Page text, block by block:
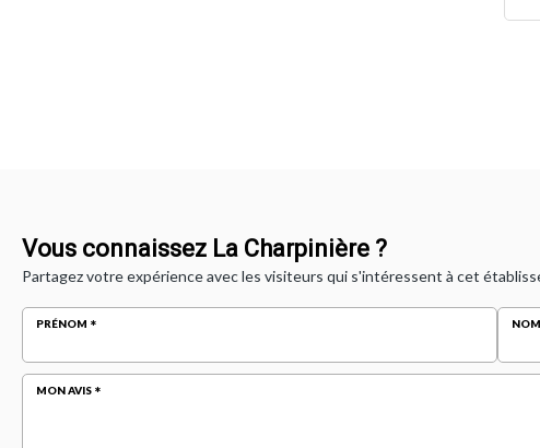
Vous connaissez La Charpinière ?
Partagez votre expérience avec les visiteurs qui s'intéressent à cet
PRÉNOM NOM
MON AVIS